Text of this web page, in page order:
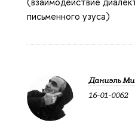
письменного узуса)
Даниэль
16-01-0062